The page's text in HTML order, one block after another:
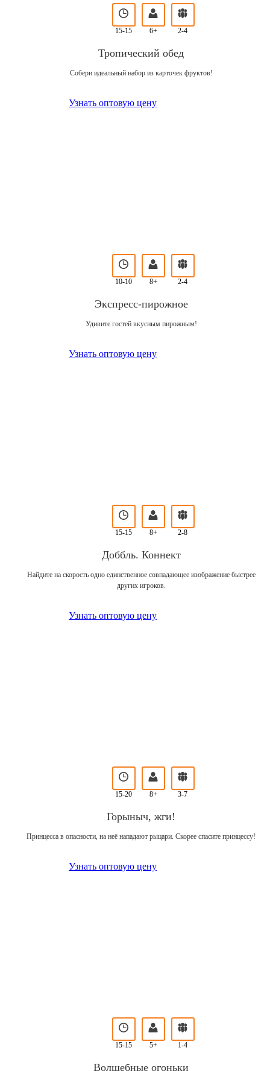
15-15 6+ 2-4
Тропический обед
Собери идеальный набор из карточек фруктов!
Узнать оптовую цену
10-10 8+ 2-4
Экспресс-пирожное
Удивите гостей вкусным пирожным!
Узнать оптовую цену
15-15 8+ 2-8
Доббль. Коннект
Найдите на скорость одно единственное совпадающее изображение быстрее
других игроков.
Узнать оптовую цену
15-20 8+ 3-7
Горыныч, жги!
Принцесса в опасности, на неё нападают рыцари. Скорее спасите принцессу!
Узнать оптовую цену
15-15 5+ 1-4
Волшебные огоньки